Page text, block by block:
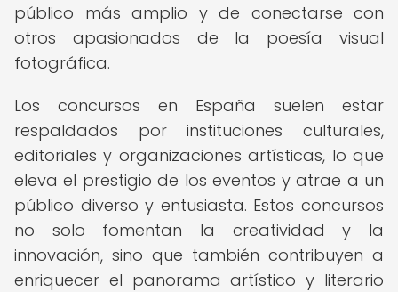
público más amplio y de conectarse con
otros apasionados de la poesía visual
fotográfica.
Los concursos en España suelen estar
respaldados por instituciones culturales,
editoriales y organizaciones artísticas, lo que
eleva el prestigio de los eventos y atrae a un
público diverso y entusiasta. Estos concursos
no solo fomentan la creatividad y la
innovación, sino que también contribuyen a
enriquecer el panorama artístico y literario